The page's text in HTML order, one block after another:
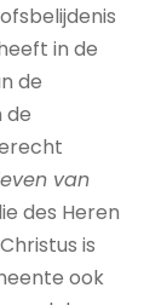
in de
de
de
van
des Heren
is
ook